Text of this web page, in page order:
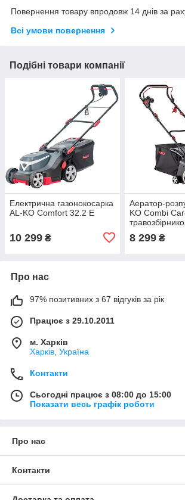
Повернення товару впродовж 14 днів за
Всі умови повернення
Подібні товари компанії
Електрична газонокосарка
AL-KO Comfort 32.2 E
10 299 ₴
Аератор-
KO Combi
8 299₴
Про нас
97% позитивних з 67 відгуків за рік
Працює з 29.10.2011
м. Харків
Харків, Україна
Контакти
Сьогодні працює з 08:00 до 15:00
Показати весь графік роботи
Про нас
Контакти